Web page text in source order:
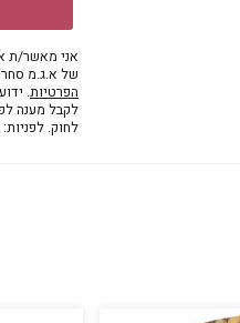
אני מאשר/ת
של א.ג.מ סחר
הפרטיות.
לקבל מענה
לחוק. לפניות: